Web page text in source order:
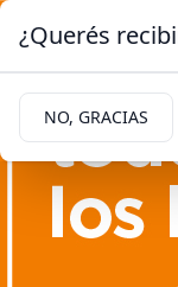
¿Querés
NO, GRACIAS